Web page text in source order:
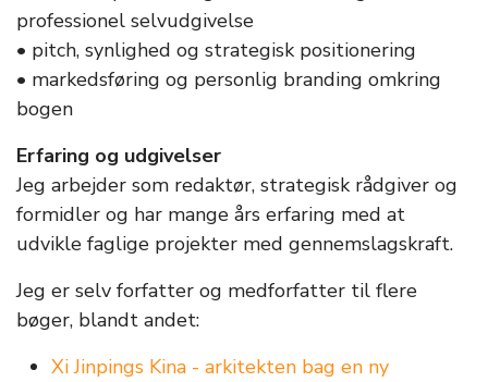
professionel selvudgivelse
• pitch, synlighed og strategisk positionering
• markedsføring og personlig branding omkring
bogen
Erfaring og udgivelser
Jeg arbejder som redaktør, strategisk rådgiver og
formidler og har mange års erfaring med at
udvikle faglige projekter med gennemslagskraft.
Jeg er selv forfatter og medforfatter til flere
bøger, blandt andet:
Xi Jinpings Kina - arkitekten bag en ny